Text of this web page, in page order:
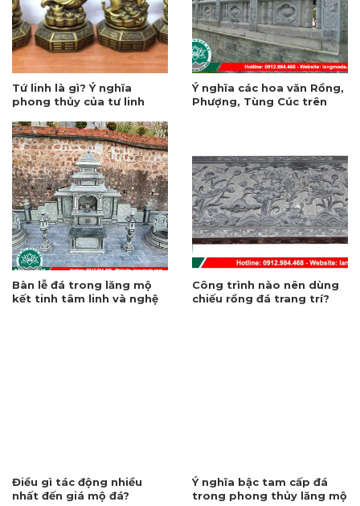
Tứ linh là gì? Ý nghĩa
phong thủy của tư linh
Ý nghĩa các hoa văn Rồng,
Phượng, Tùng Cúc trên
Bàn lễ đá trong lăng mộ
kết tinh tâm linh và nghệ
Công trình nào nên dùng
chiếu rồng đá trang trí?
Điều gì tác động nhiều
nhất đến giá mộ đá?
Ý nghĩa bậc tam cấp đá
trong phong thủy lăng mộ